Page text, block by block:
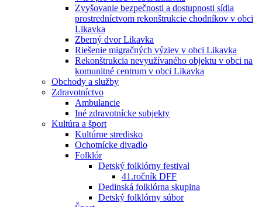
Zvyšovanie bezpečnosti a dostupnosti sídla
prostredníctvom rekonštrukcie chodníkov v obci
Likavka
Zberný dvor Likavka
Riešenie migračných výziev v obci Likavka
Rekonštrukcia nevyužívaného objektu v obci na
komunitné centrum v obci Likavka
Obchody a služby
Zdravotníctvo
Ambulancie
Iné zdravotnícke subjekty
Kultúra a šport
Kultúrne stredisko
Ochotnícke divadlo
Folklór
Detský folklórny festival
41.ročník DFF
Dedinská folklórna skupina
Detský folklórny súbor